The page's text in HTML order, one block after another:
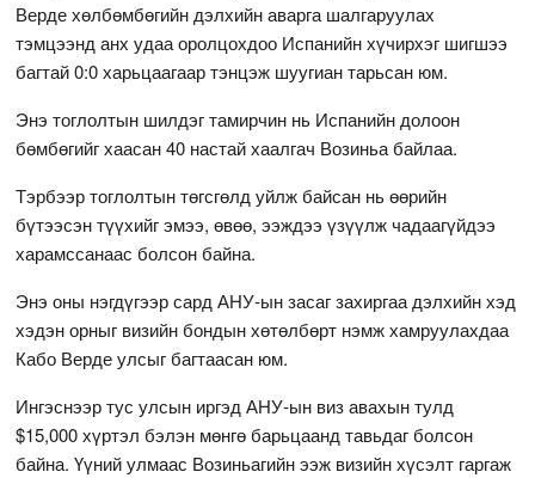
Верде хөлбөмбөгийн дэлхийн аварга шалгаруулах
тэмцээнд анх удаа оролцохдоо Испанийн хүчирхэг шигшээ
багтай 0:0 харьцаагаар тэнцэж шуугиан тарьсан юм.
Энэ тоглолтын шилдэг тамирчин нь Испанийн долоон
бөмбөгийг хаасан 40 настай хаалгач Возиньа байлаа.
Тэрбээр тоглолтын төгсгөлд уйлж байсан нь өөрийн
бүтээсэн түүхийг эмээ, өвөө, ээждээ үзүүлж чадаагүйдээ
харамссанаас болсон байна.
Энэ оны нэгдүгээр сард АНУ-ын засаг захиргаа дэлхийн хэд
хэдэн орныг визийн бондын хөтөлбөрт нэмж хамруулахдаа
Кабо Верде улсыг багтаасан юм.
Ингэснээр тус улсын иргэд АНУ-ын виз авахын тулд
$15,000 хүртэл бэлэн мөнгө барьцаанд тавьдаг болсон
байна. Үүний улмаас Возиньагийн ээж визийн хүсэлт гаргаж